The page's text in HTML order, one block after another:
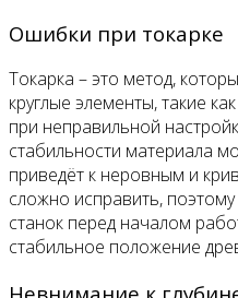
Ошибки при токарке
Токарка – это метод,
круглые элементы, такие
при неправильной
стабильности материала
приведёт к неровным и
сложно исправить,
станок перед началом
стабильное положение